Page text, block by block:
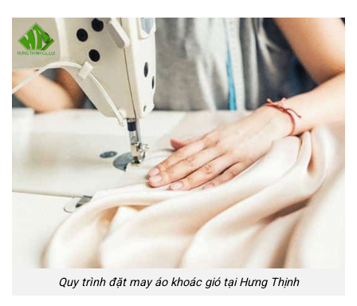
Quy trình đặt may áo khoác gió tại Hưng Thịnh